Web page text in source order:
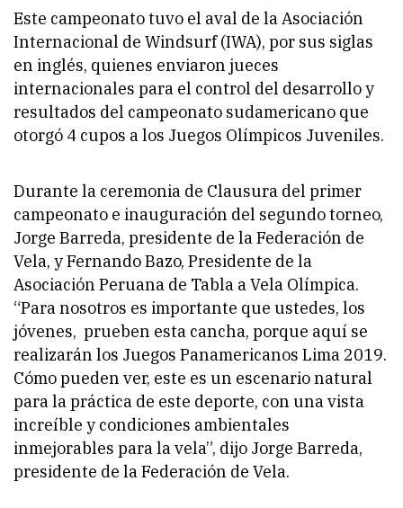
Este campeonato tuvo el aval de la Asociación
Internacional de Windsurf (IWA), por sus siglas
en inglés, quienes enviaron jueces
internacionales para el control del desarrollo y
resultados del campeonato sudamericano que
otorgó 4 cupos a los Juegos Olímpicos Juveniles.
Durante la ceremonia de Clausura del primer
campeonato e inauguración del segundo torneo,
Jorge Barreda, presidente de la Federación de
Vela, y Fernando Bazo, Presidente de la
Asociación Peruana de Tabla a Vela Olímpica.
“Para nosotros es importante que ustedes, los
jóvenes, prueben esta cancha, porque aquí se
realizarán los Juegos Panamericanos Lima 2019.
Cómo pueden ver, este es un escenario natural
para la práctica de este deporte, con una vista
increíble y condiciones ambientales
inmejorables para la vela”, dijo Jorge Barreda,
presidente de la Federación de Vela.